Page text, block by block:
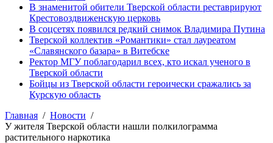
В знаменитой обители Тверской области реставрируют
Крестовоздвиженскую церковь
В соцсетях появился редкий снимок Владимира Путина
Тверской коллектив «Романтики» стал лауреатом
«Славянского базара» в Витебске
Ректор МГУ поблагодарил всех, кто искал ученого в
Тверской области
Бойцы из Тверской области героически сражались за
Курскую область
Главная
Новости
У жителя Тверской области нашли полкилограмма
растительного наркотика